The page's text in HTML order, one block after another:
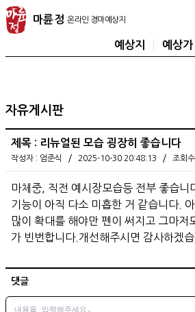
마
륜
온
경
지
마륜정
예상지 예상가
자유게시판
제목 : 리뉴얼된 모습 굉장히 좋습니다
작성자 : 엄준식 / 2025-10-30 20:48:13 / 조회
마체중, 직전 예시장모습등 전부 좋습니
기능이 아직 다소 미흡한 거 같습니다.
많이 확대를 해야만 펜이 써지고 그마저
가 빈번합니다.개선해주시면 감사하겠
댓글